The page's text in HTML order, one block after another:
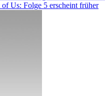
Us: Folge 5 erscheint früher